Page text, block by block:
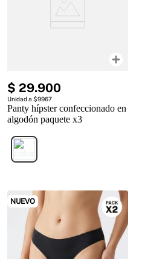
$ 29.900
Unidad a $9967
Panty hípster confeccionado en
algodón paquete x3
NUEVO